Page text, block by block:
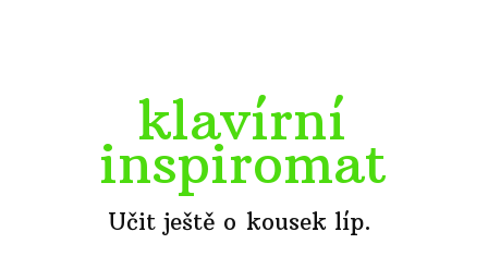
klavírní
inspiromat
Učit ještě o kousek líp.